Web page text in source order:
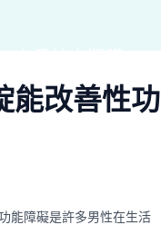
能改善性功
能障礙是許多男性在生活